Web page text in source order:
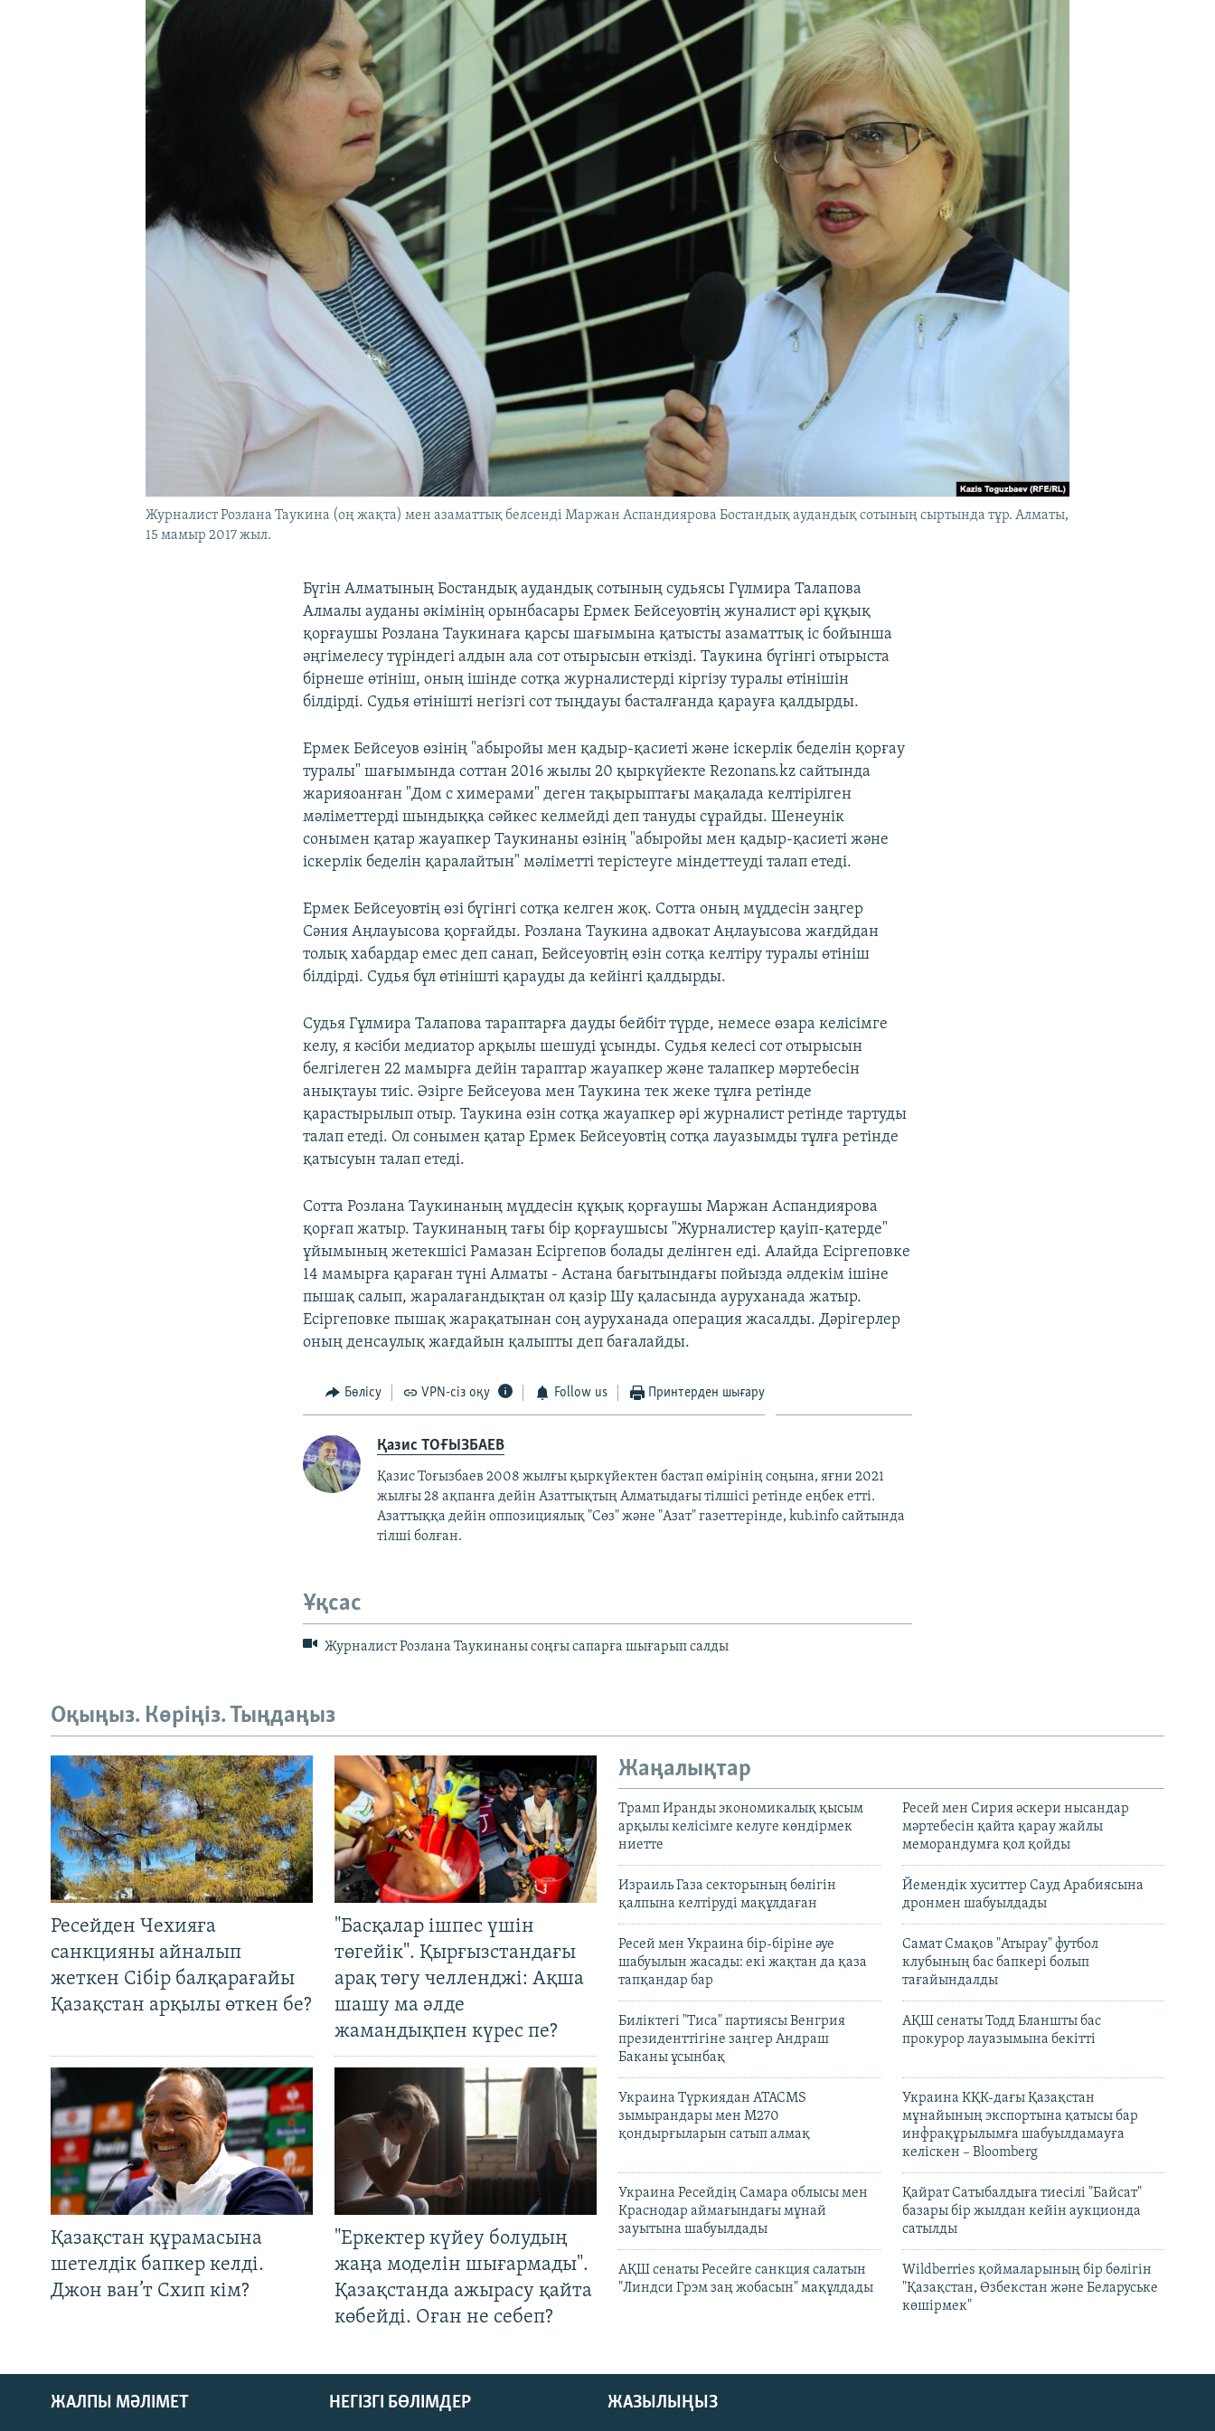
Журналист Розлана Таукина (оң жақта) мен азаматтық белсенді Маржан Аспандиярова Бостандық аудандық сотының сыртында тұр. Алматы,
15 мамыр 2017 жыл.
Бүгін Алматының Бостандық аудандық сотының судьясы Гүлмира Талапова
Алмалы ауданы әкімінің орынбасары Ермек Бейсеуовтің жуналист әрі құқық
қорғаушы Розлана Таукинаға қарсы шағымына қатысты азаматтық іс бойынша
әңгімелесу түріндегі алдын ала сот отырысын өткізді. Таукина бүгінгі отырыста
бірнеше өтініш, оның ішінде сотқа журналистерді кіргізу туралы өтінішін
білдірді. Судья өтінішті негізгі сот тыңдауы басталғанда қарауға қалдырды.
Ермек Бейсеуов өзінің "абыройы мен қадыр-қасиеті және іскерлік беделін қорғау
туралы" шағымында соттан 2016 жылы 20 қыркүйекте Rezonans.kz сайтында
жарияоанған "Дом с химерами" деген тақырыптағы мақалада келтірілген
мәліметтерді шындыққа сәйкес келмейді деп тануды сұрайды. Шенеунік
сонымен қатар жауапкер Таукинаны өзінің "абыройы мен қадыр-қасиеті және
іскерлік беделін қаралайтын" мәліметті терістеуге міндеттеуді талап етеді.
Ермек Бейсеуовтің өзі бүгінгі сотқа келген жоқ. Сотта оның мүддесін заңгер
Сәния Аңлауысова қорғайды. Розлана Таукина адвокат Аңлауысова жағдйдан
толық хабардар емес деп санап, Бейсеуовтің өзін сотқа келтіру туралы өтініш
білдірді. Судья бұл өтінішті қарауды да кейінгі қалдырды.
Судья Гұлмира Талапова тараптарға дауды бейбіт түрде, немесе өзара келісімге
келу, я кәсіби медиатор арқылы шешуді ұсынды. Судья келесі сот отырысын
белгілеген 22 мамырға дейін тараптар жауапкер және талапкер мәртебесін
анықтауы тиіс. Әзірге Бейсеуова мен Таукина тек жеке тұлға ретінде
қарастырылып отыр. Таукина өзін сотқа жауапкер әрі журналист ретінде тартуды
талап етеді. Ол сонымен қатар Ермек Бейсеуовтің сотқа лауазымды тұлға ретінде
қатысуын талап етеді.
Сотта Розлана Таукинаның мүддесін құқық қорғаушы Маржан Аспандиярова
қорғап жатыр. Таукинаның тағы бір қорғаушысы "Журналистер қауіп-қатерде"
ұйымының жетекшісі Рамазан Есіргепов болады делінген еді. Алайда Есіргеповке
14 мамырға қараған түні Алматы - Астана бағытындағы пойызда әлдекім ішіне
пышақ салып, жаралағандықтан ол қазір Шу қаласында ауруханада жатыр.
Есіргеповке пышақ жарақатынан соң ауруханада операция жасалды. Дәрігерлер
оның денсаулық жағдайын қалыпты деп бағалайды.
Бөлісу VPN-сіз оқу Follow us Принтерден шығару
Қазис ТОҒЫЗБАЕВ
Қазис Тоғызбаев 2008 жылғы қыркүйектен бастап өмірінің соңына, яғни 2021
жылғы 28 ақпанға дейін Азаттықтың Алматыдағы тілшісі ретінде еңбек етті.
Азаттыққа дейін оппозициялық "Сөз" және "Азат" газеттерінде, kub.info сайтында
тілші болған.
Ұқсас
Журналист Розлана Таукинаны соңғы сапарға шығарып салды
Оқыңыз. Көріңіз. Тыңдаңыз
Ресейден Чехияға
санкцияны айналып
жеткен Сібір балқарағайы
Қазақстан арқылы өткен бе?
"Басқалар ішпес үшін
төгейік". Қырғызстандағы
арақ төгу челленджі: Ақша
шашу ма әлде
жамандықпен күрес пе?
Қазақстан құрамасына
шетелдік бапкер келді.
Джон ван’т Схип кім?
"Еркектер күйеу болудың
жаңа моделін шығармады".
Қазақстанда ажырасу қайта
көбейді. Оған не себеп?
Жаңалықтар
Трамп Иранды экономикалық қысым
арқылы келісімге келуге көндірмек
ниетте
Ресей мен Сирия әскери нысандар
мәртебесін қайта қарау жайлы
меморандумға қол қойды
Израиль Газа секторының бөлігін
қалпына келтіруді мақұлдаған
Йемендік хуситтер Сауд Арабиясына
дронмен шабуылдады
Ресей мен Украина бір-біріне әуе
шабуылын жасады: екі жақтан да қаза
тапқандар бар
Самат Смақов "Атырау" футбол
клубының бас бапкері болып
тағайындалды
Биліктегі "Тиса" партиясы Венгрия
президенттігіне заңгер Андраш
Баканы ұсынбақ
АҚШ сенаты Тодд Бланшты бас
прокурор лауазымына бекітті
Украина Түркиядан ATACMS
зымырандары мен M270
қондырғыларын сатып алмақ
Украина КҚК-дағы Қазақстан
мұнайының экспортына қатысы бар
инфрақұрылымға шабуылдамауға
келіскен – Bloomberg
Украина Ресейдің Самара облысы мен
Краснодар аймағындағы мұнай
зауытына шабуылдады
Қайрат Сатыбалдыға тиесілі "Байсат"
базары бір жылдан кейін аукционда
сатылды
АҚШ сенаты Ресейге санкция салатын
"Линдси Грэм заң жобасын" мақұлдады
Wildberries қоймаларының бір бөлігін
"Қазақстан, Өзбекстан және Беларуське
көшірмек"
ЖАЗЫЛЫҢЫЗ
ЖАЛПЫ МӘЛІМЕТ НЕГІЗГІ БӨЛІМДЕР